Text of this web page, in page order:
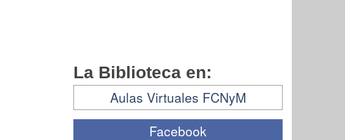
La Biblioteca en:
Aulas Virtuales FCNyM
Facebook